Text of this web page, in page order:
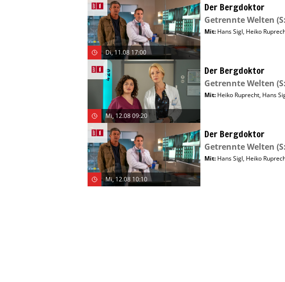
Di, 11.08 17:00
Der Bergdoktor
Getrennte Welten
Mit: Hans Sigl, Heiko
Mi, 12.08 09:20
Der Bergdoktor
Getrennte Welten
Mit: Heiko Ruprecht, Hans
Mi, 12.08 10:10
Der Bergdoktor
Getrennte Welten
Mit: Hans Sigl, Heiko